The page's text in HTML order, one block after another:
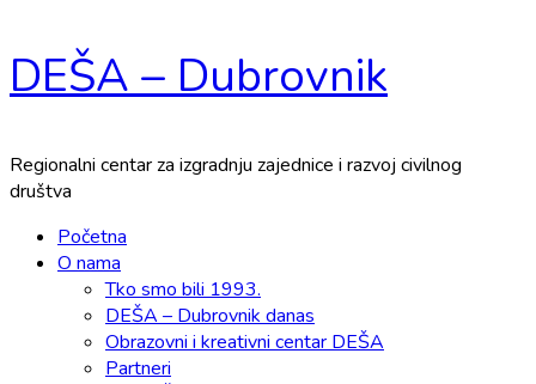
Skip
to
DEŠA – Dubrovnik
Regionalni centar za izgradnju zajednice i razvoj civilnog
društva
Primary
Menu
Početna
O nama
Tko smo bili 1993.
DEŠA – Dubrovnik danas
Obrazovni i kreativni centar DEŠA
Partneri